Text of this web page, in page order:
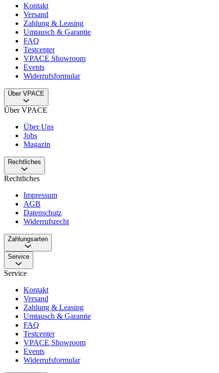
Kontakt
Versand
Zahlung & Leasing
Umtausch & Garantie
FAQ
Testcenter
VPACE Showroom
Events
Widerrufsformular
Über VPACE
Über VPACE
Über Uns
Jobs
Magazin
Rechtliches
Rechtliches
Impressum
AGB
Datenschutz
Widerrufsrecht
Zahlungsarten
Service
Service
Kontakt
Versand
Zahlung & Leasing
Umtausch & Garantie
FAQ
Testcenter
VPACE Showroom
Events
Widerrufsformular